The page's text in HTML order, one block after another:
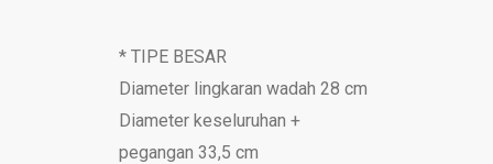
* TIPE BESAR
Diameter lingkaran wadah 28 cm
Diameter keseluruhan +
pegangan 33,5 cm